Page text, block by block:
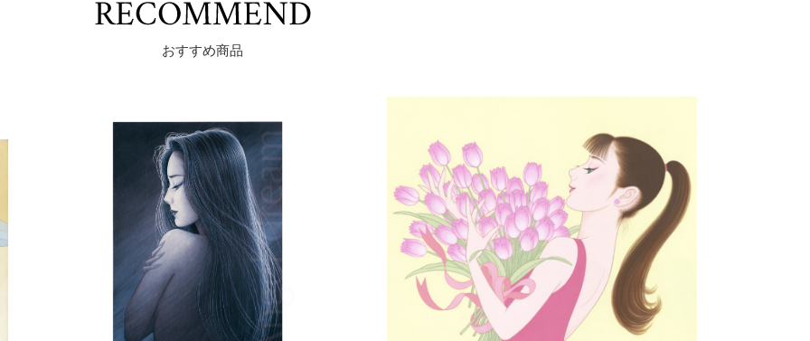
RECOMMEND
おすすめ商品